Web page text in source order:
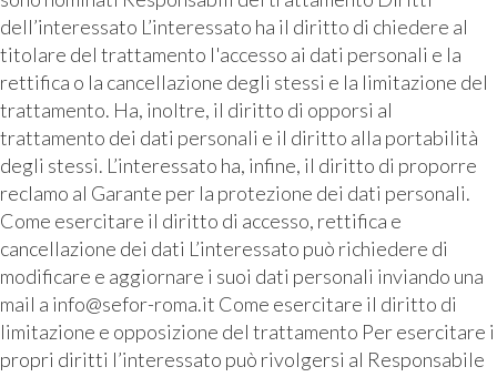
dell’interessato L’interessato ha il diritto di chiedere al
titolare del trattamento l'accesso ai dati personali e la
rettifica o la cancellazione degli stessi e la limitazione del
trattamento. Ha, inoltre, il diritto di opporsi al
trattamento dei dati personali e il diritto alla portabilità
degli stessi. L’interessato ha, infine, il diritto di proporre
reclamo al Garante per la protezione dei dati personali.
Come esercitare il diritto di accesso, rettifica e
cancellazione dei dati L’interessato può richiedere di
modificare e aggiornare i suoi dati personali inviando una
mail a info@sefor-roma.it Come esercitare il diritto di
limitazione e opposizione del trattamento Per esercitare i
propri diritti l’interessato può rivolgersi al Responsabile